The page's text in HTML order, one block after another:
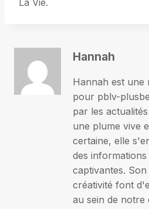
La Vie.
Hannah
Hannah est une
pour pblv-
par les
une plume vive
certaine, elle
des
captivantes.
créativité font
au sein de notre